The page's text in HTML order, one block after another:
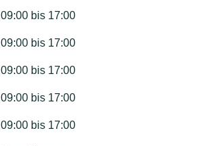
09:00 bis 17:00
09:00 bis 17:00
09:00 bis 17:00
09:00 bis 17:00
09:00 bis 17:00